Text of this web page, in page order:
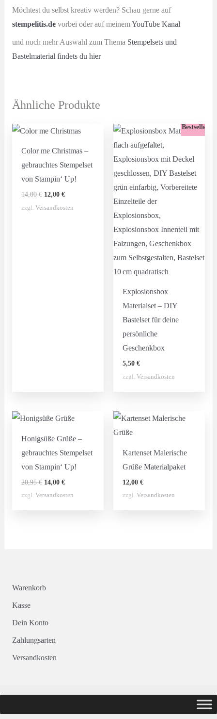
Möchtest du selbst kreativ werden? Schau gerne auf
stempelitis.devorbei oder auf meinemYouTube Kanal
und noch mehr Auswahl zum Thema Stempelsets und
Bastelmaterial findets du hier
Ähnliche Produkte
Color me Christmas –
gebrauchtes Stempelset
von Stampin‘ Up!
14,00€ Ursprünglicher
war:
12,00 €Aktueller
ist:
zzgl. Versandkosten
Bestseller
Explosionsbox
Materialset – DIY
Bastelset für deine
persönliche
Geschenkbox
5,50€
zzgl.Versandkosten
Honigsüße Grüße –
gebrauchtes Stempelset
von Stampin‘ Up!
20,95€ Ursprünglicher
war:
14,00 €Aktueller
ist:
zzgl. Versandkosten
Kartenset Malerische
Grüße Materialpaket
12,00€
zzgl.Versandkosten
Warenkorb
Kasse
Dein Konto
Zahlungsarten
Versandkosten